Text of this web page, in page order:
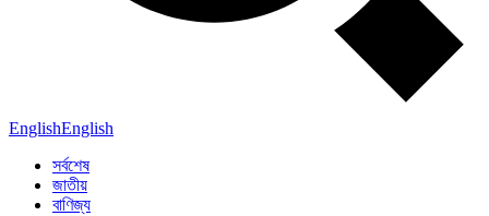
EnglishEnglish
সর্বশেষ
জাতীয়
বাণিজ্য